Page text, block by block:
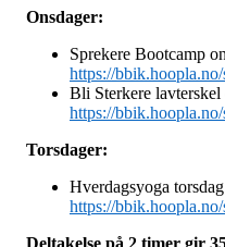
Onsdager:
Sprekere Bootcamp
https://
Bli Sterkere
https://
Torsdager:
Hverdagsyoga
https://
Deltakelse på 2 timer gir